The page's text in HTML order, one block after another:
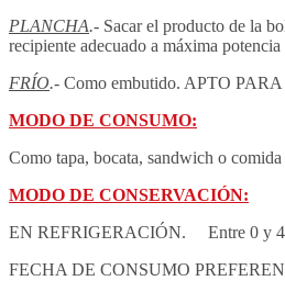
PLANCHA.- Sacar el producto de la
recipiente adecuado a máxima
FRÍO.- Como embutido. APTO
MODO DE CONSUMO:
Como tapa, bocata, sandwich o
MODO DE CONSERVACIÓN:
EN REFRIGERACIÓN. Entre 0 y
FECHA DE CONSUMO